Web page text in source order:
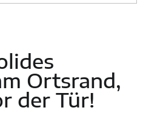
Ortsrand,
der Tür!